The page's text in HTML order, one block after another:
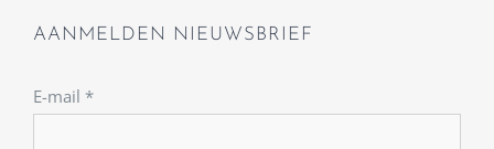
AANMELDEN NIEUWSBRIEF
E-mail *